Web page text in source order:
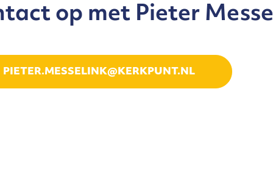
op met Pieter
PIETER.MESSELINK@KERKPUNT.NL